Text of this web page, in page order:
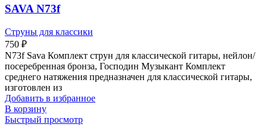
SAVA N73f
Струны для классики
750 ₽
N73f Sava Комплект струн для классической гитары, нейлон/
посеребренная бронза, Господин Музыкант Комплект
среднего натяжения предназначен для классической гитары,
изготовлен из
Добавить в избранное
В корзину
Быстрый просмотр